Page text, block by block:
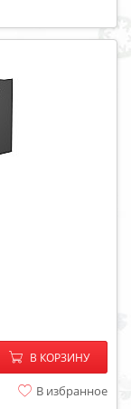
− +
В КОРЗИНУ
В избранное